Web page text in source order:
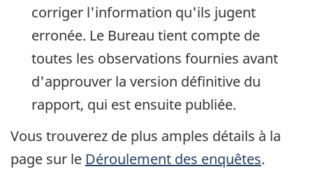
corriger l'information qu'ils jugent
erronée. Le Bureau tient compte de
toutes les observations fournies avant
d'approuver la version définitive du
rapport, qui est ensuite publiée.
Vous trouverez de plus amples détails à la
page sur le Déroulement des enquêtes.